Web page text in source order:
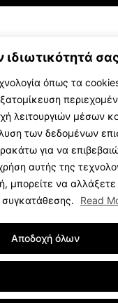
ιδιωτικότητά
όπως τα
λειτουργιών μέσων
των δεδομένων
για να
αυτής της
μπορείτε να
συγκατάθεσης.
Read
Αποδοχή όλων